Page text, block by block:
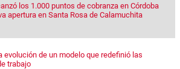
los 1.000 puntos de cobranza en Córdoba
apertura en Santa Rosa de Calamuchita
evolución de un modelo que redefinió las
trabajo